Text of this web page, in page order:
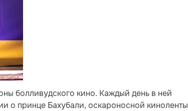
болливудского кино. Каждый день в ней
о принце Бахубали, оскароносной киноленты